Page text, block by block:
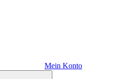
Mein Konto